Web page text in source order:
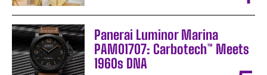
I WANT IN
Panerai Luminor Marina
PAM01707: Carbotech™ Meets
1960s DNA